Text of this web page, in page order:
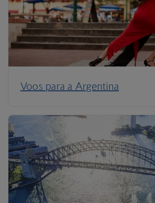
Voos para a Argentina